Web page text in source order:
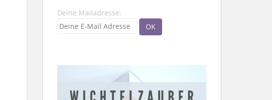
Deine Mailadresse: